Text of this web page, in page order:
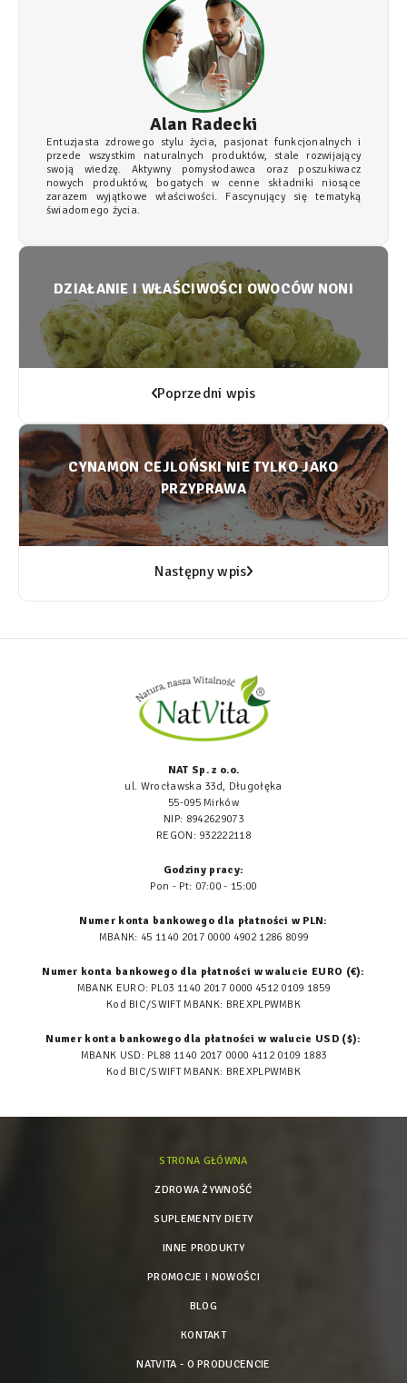
Alan Radecki
Entuzjasta zdrowego stylu życia, pasjonat funkcjonalnych i
przede wszystkim naturalnych produktów, stale rozwijający
swoją wiedzę. Aktywny pomysłodawca oraz poszukiwacz
nowych produktów, bogatych w cenne składniki niosące
zarazem wyjątkowe właściwości. Fascynujący się tematyką
świadomego życia.
DZIAŁANIE I WŁAŚCIWOŚCI OWOCÓW NONI
Poprzedni wpis
CYNAMON CEJLOŃSKI NIE TYLKO JAKO
PRZYPRAWA
Następny wpis
NAT Sp. z o.o.
ul. Wrocławska 33d, Długołęka
55-095 Mirków
NIP: 8942629073
REGON: 932222118
Godziny pracy:
Pon - Pt: 07:00 - 15:00
Numer konta bankowego dla płatności w PLN:
MBANK: 45 1140 2017 0000 4902 1286 8099
Numer konta bankowego dla płatności w walucie EURO (€):
MBANK EURO: PL03 1140 2017 0000 4512 0109 1859
Kod BIC/SWIFT MBANK: BREXPLPWMBK
Numer konta bankowego dla płatności w walucie USD ($):
MBANK USD: PL88 1140 2017 0000 4112 0109 1883
Kod BIC/SWIFT MBANK: BREXPLPWMBK
STRONA GŁÓWNA
ZDROWA ŻYWNOŚĆ
SUPLEMENTY DIETY
INNE PRODUKTY
PROMOCJE I NOWOŚCI
BLOG
KONTAKT
NATVITA - O PRODUCENCIE